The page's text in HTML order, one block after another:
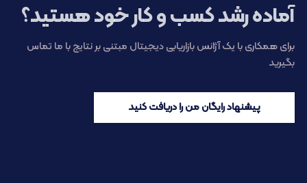
آماده رشد کسب و کار خود هستید؟
برای همکاری با یک آژانس بازاریابی دیجیتال مبتنی بر نتایج با ما تماس
بگیرید
پیشنهاد رایگان من را دریافت کنید